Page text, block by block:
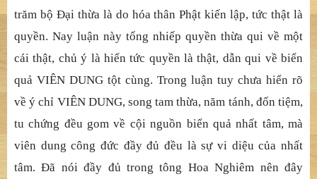
trăm bộ Đại thừa là do hóa thân Phật kiến lập, tức thật là
quyền. Nay luận này tổng nhiếp quyền thừa qui về một
cái thật, chủ ý là hiển tức quyền là thật, dẫn qui về biển
quả VIÊN DUNG tột cùng. Trong luận tuy chưa hiển rõ
về ý chỉ VIÊN DUNG, song tam thừa, năm tánh, đốn tiệm,
tu chứng đều gom về cội nguồn biển quả nhất tâm, mà
viên dung công đức đầy đủ đều là sự vi diệu của nhất
tâm. Đã nói đầy đủ trong tông Hoa Nghiêm nên đây